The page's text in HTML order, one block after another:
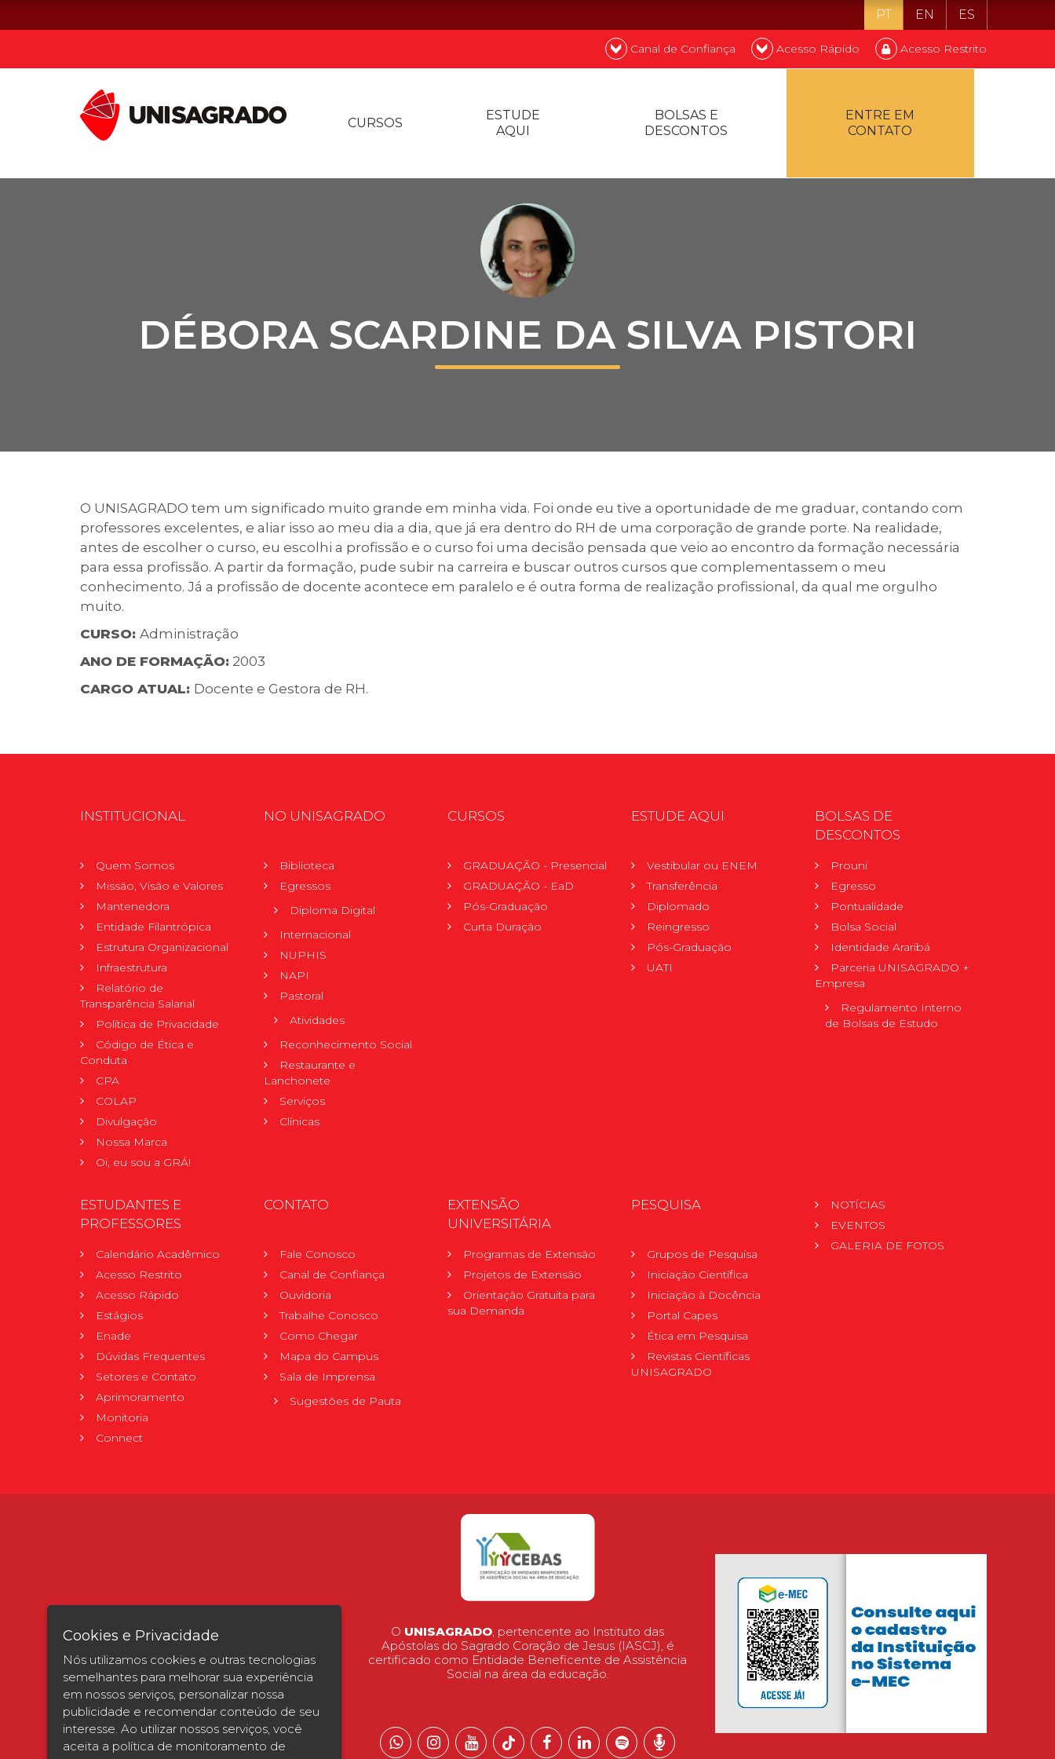
Graduação
Vestibular
Reingresso
Desconto de pontualidade
Biblioteca
Contatos
UATI
PT EN ES
Canal de Confiança Acesso Rápido Acesso Restrito
CURSOS
ESTUDE
AQUI
BOLSAS E
DESCONTOS
ENTRE EM
CONTATO
DÉBORA SCARDINE DA SILVA PISTORI
O UNISAGRADO tem um significado muito grande em minha vida. Foi onde eu tive a oportunidade de me graduar, contando com
professores excelentes, e aliar isso ao meu dia a dia, que já era dentro do RH de uma corporação de grande porte. Na realidade,
antes de escolher o curso, eu escolhi a profissão e o curso foi uma decisão pensada que veio ao encontro da formação necessária
para essa profissão. A partir da formação, pude subir na carreira e buscar outros cursos que complementassem o meu
conhecimento. Já a profissão de docente acontece em paralelo e é outra forma de realização profissional, da qual me orgulho
muito.
CURSO: Administração
ANO DE FORMAÇÃO: 2003
CARGO ATUAL: Docente e Gestora de RH.
INSTITUCIONAL
Quem Somos
Missão, Visão e Valores
Mantenedora
Entidade Filantrópica
Estrutura Organizacional
Infraestrutura
Relatório de
Transparência Salarial
Política de Privacidade
Código de Ética e
Conduta
CPA
COLAP
Divulgação
Nossa Marca
Oi, eu sou a GRÁ!
NO UNISAGRADO
Biblioteca
Egressos
Diploma Digital
Internacional
NUPHIS
NAPI
Pastoral
Atividades
Reconhecimento Social
Restaurante e
Lanchonete
Serviços
Clínicas
CURSOS
GRADUAÇÃO - Presencial
GRADUAÇÃO - EaD
Pós-Graduação
Curta Duração
ESTUDE AQUI
Vestibular ou ENEM
Transferência
Diplomado
Reingresso
Pós-Graduação
UATI
BOLSAS DE
DESCONTOS
Prouni
Egresso
Pontualidade
Bolsa Social
Identidade Araribá
Parceria UNISAGRADO +
Empresa
Regulamento Interno
de Bolsas de Estudo
ESTUDANTES E
PROFESSORES
Calendário Acadêmico
Acesso Restrito
Acesso Rápido
Estágios
Enade
Dúvidas Frequentes
Setores e Contato
Aprimoramento
Monitoria
Connect
CONTATO
Fale Conosco
Canal de Confiança
Ouvidoria
Trabalhe Conosco
Como Chegar
Mapa do Campus
Sala de Imprensa
Sugestões de Pauta
EXTENSÃO
UNIVERSITÁRIA
Programas de Extensão
Projetos de Extensão
Orientação Gratuita para
sua Demanda
PESQUISA
Grupos de Pesquisa
Iniciação Científica
Iniciação à Docência
Portal Capes
Ética em Pesquisa
Revistas Científicas
UNISAGRADO
NOTÍCIAS
EVENTOS
GALERIA DE FOTOS
Verificada por
O UNISAGRADO, pertencente ao Instituto das
Apóstolas do Sagrado Coração de Jesus (IASCJ), é
certificado como Entidade Beneficente de Assistência
Social na área da educação.
Cookies e Privacidade
Nós utilizamos cookies e outras tecnologias
semelhantes para melhorar sua experiência
em nossos serviços, personalizar nossa
publicidade e recomendar conteúdo de seu
interesse. Ao utilizar nossos serviços, você
aceita a política de monitoramento de